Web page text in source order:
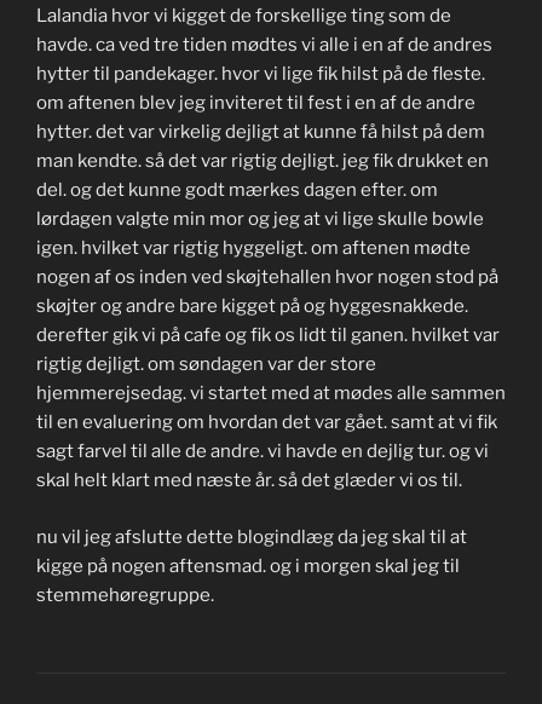
Lalandia hvor vi kigget de forskellige ting som de
havde. ca ved tre tiden mødtes vi alle i en af de andres
hytter til pandekager. hvor vi lige fik hilst på de fleste.
om aftenen blev jeg inviteret til fest i en af de andre
hytter. det var virkelig dejligt at kunne få hilst på dem
man kendte. så det var rigtig dejligt. jeg fik drukket en
del. og det kunne godt mærkes dagen efter. om
lørdagen valgte min mor og jeg at vi lige skulle bowle
igen. hvilket var rigtig hyggeligt. om aftenen mødte
nogen af os inden ved skøjtehallen hvor nogen stod på
skøjter og andre bare kigget på og hyggesnakkede.
derefter gik vi på cafe og fik os lidt til ganen. hvilket var
rigtig dejligt. om søndagen var der store
hjemmerejsedag. vi startet med at mødes alle sammen
til en evaluering om hvordan det var gået. samt at vi fik
sagt farvel til alle de andre. vi havde en dejlig tur. og vi
skal helt klart med næste år. så det glæder vi os til.
nu vil jeg afslutte dette blogindlæg da jeg skal til at
kigge på nogen aftensmad. og i morgen skal jeg til
stemmehøregruppe.